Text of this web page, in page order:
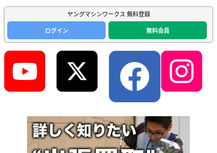
ヤングマシンワークス 無料登録
ログイン
無料会員